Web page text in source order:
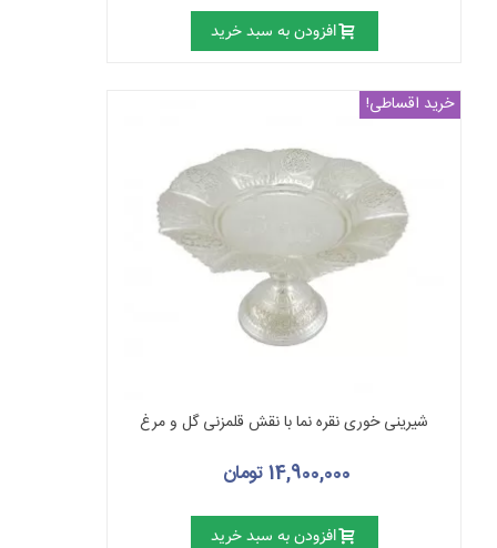
افزودن به سبد خرید
خرید اقساطی!
شیرینی خوری نقره نما با نقش قلمزنی گل و مرغ
14,900,000 تومان
افزودن به سبد خرید